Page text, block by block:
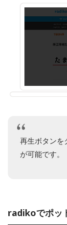
再生ボタンを
が可能です。
radikoでポッ